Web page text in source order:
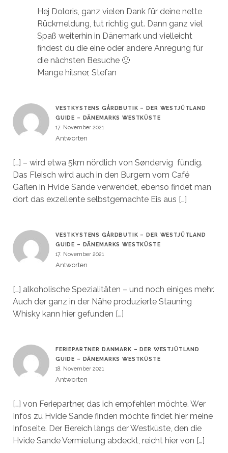
Hej Doloris, ganz vielen Dank für deine nette
Rückmeldung, tut richtig gut. Dann ganz viel
Spaß weiterhin in Dänemark und vielleicht
findest du die eine oder andere Anregung für
die nächsten Besuche 🙂
Mange hilsner, Stefan
VESTKYSTENS GÅRDBUTIK – DER WESTJÜTLAND
GUIDE – DÄNEMARKS WESTKÜSTE
17. November 2021
Antworten
[…] – wird etwa 5km nördlich von Søndervig fündig.
Das Fleisch wird auch in den Burgern vom Café
Gaflen in Hvide Sande verwendet, ebenso findet man
dort das exzellente selbstgemachte Eis aus […]
VESTKYSTENS GÅRDBUTIK – DER WESTJÜTLAND
GUIDE – DÄNEMARKS WESTKÜSTE
17. November 2021
Antworten
[…] alkoholische Spezialitäten – und noch einiges mehr.
Auch der ganz in der Nähe produzierte Stauning
Whisky kann hier gefunden […]
FERIEPARTNER DANMARK – DER WESTJÜTLAND
GUIDE – DÄNEMARKS WESTKÜSTE
18. November 2021
Antworten
[…] von Feriepartner, das ich empfehlen möchte. Wer
Infos zu Hvide Sande finden möchte findet hier meine
Infoseite. Der Bereich längs der Westküste, den die
Hvide Sande Vermietung abdeckt, reicht hier von […]